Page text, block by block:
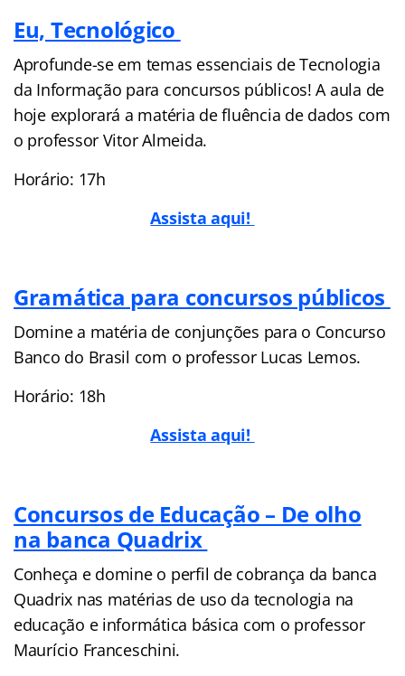
Eu, Tecnológico
Aprofunde-se em temas essenciais de Tecnologia
da Informação para concursos públicos! A aula de
hoje explorará a matéria de fluência de dados com
o professor Vitor Almeida.
Horário: 17h
Assista aqui!
Gramática para concursos públicos
Domine a matéria de conjunções para o Concurso
Banco do Brasil com o professor Lucas Lemos.
Horário: 18h
Assista aqui!
Concursos de Educação – De olho
na banca Quadrix
Conheça e domine o perfil de cobrança da banca
Quadrix nas matérias de uso da tecnologia na
educação e informática básica com o professor
Maurício Franceschini.